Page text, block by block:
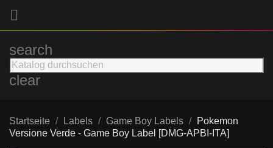

search
clear
Startseite Labels Game Boy Labels
Pokemon
Versione Verde - Game Boy Label [DMG-APBI-ITA]